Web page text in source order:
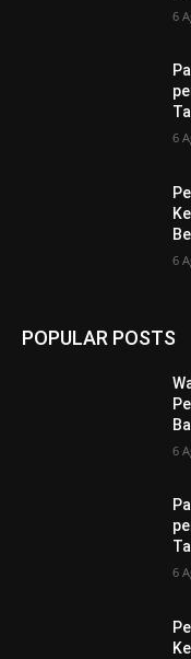
6
6
6
POPULAR POSTS
6
6